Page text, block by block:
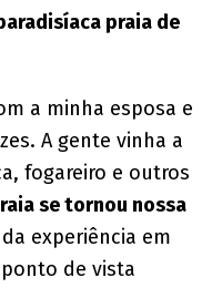
praia de
a minha esposa e
A gente vinha a
fogareiro e outros
se tornou nossa
experiência em
de vista